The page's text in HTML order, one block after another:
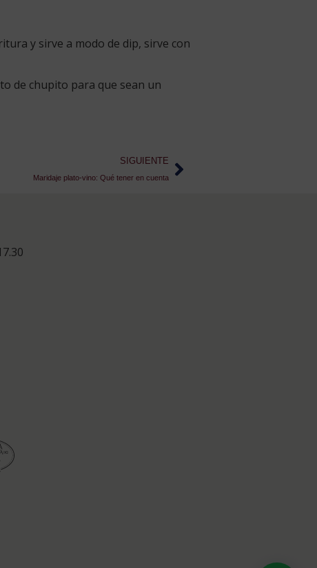
y sirve a modo de dip, sirve con
de chupito para que sean un
SIGUIENTE
Maridaje plato-vino: Qué tener en cuenta